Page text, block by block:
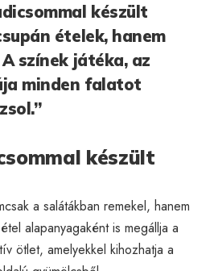
készült
ételek, hanem
színek játéka, az
minden falatot
készült
a salátákban remekel, hanem
alapanyagaként is megállja a
ötlet, amelyekkel kihozhatja a